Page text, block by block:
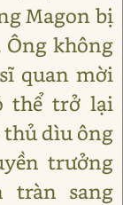
Magon bị
Ông không
quan mời
thể trở lại
thủ dìu ông
trưởng
tràn sang